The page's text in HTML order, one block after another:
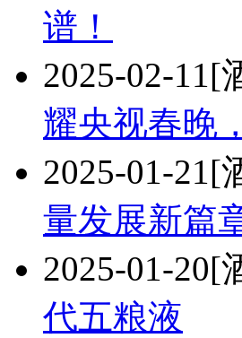
谱！
2025-02-11[
耀央视春晚
2025-01-21[
量发展新篇
2025-01-20[
代五粮液